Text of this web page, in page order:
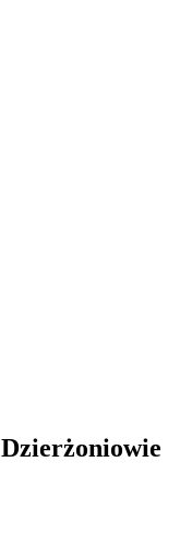
Dzierżoniowie